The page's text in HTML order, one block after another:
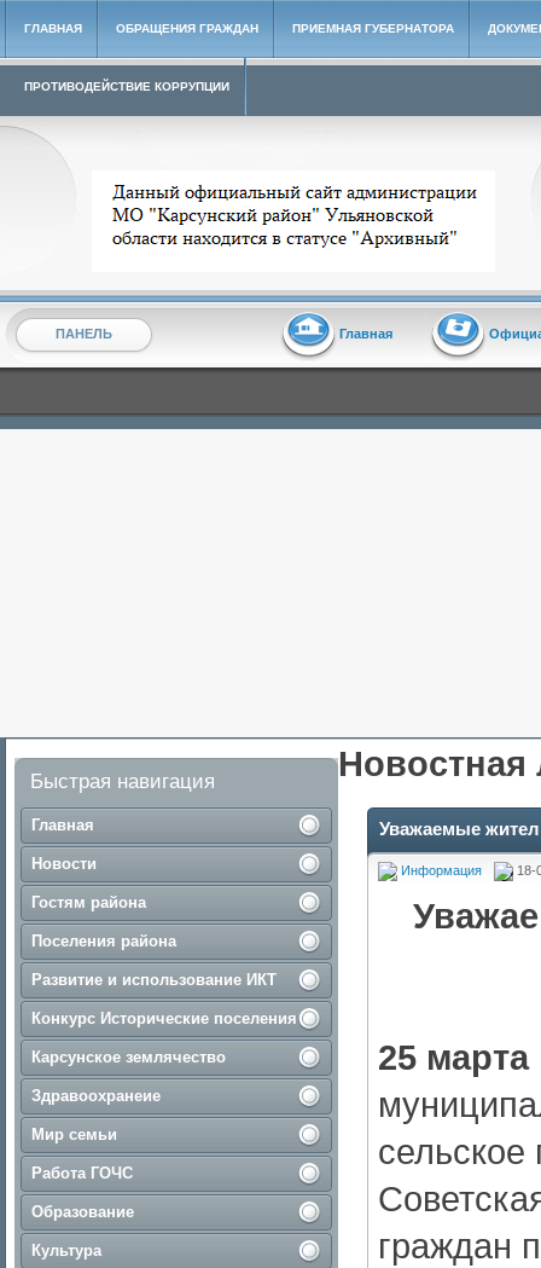
ГЛАВНАЯ ОБРАЩЕНИЯ ГРАЖДАН ПРИЕМНАЯ ГУБЕРНАТОРА
ПРОТИВОДЕЙСТВИЕ КОРРУПЦИИ
Архивный сайт администрации МО "Карсунский район"
ПАНЕЛЬ Главная
Быстрая навигация
Главная
Новости
Гостям района
Поселения района
Развитие и использование ИКТ
Конкурс Исторические поселения
Карсунское землячество
Здравоохранеие
Мир семьи
Работа ГОЧС
Образование
Культура
Новостная
Уважаемые
Информация 18-
25 марта
граждан